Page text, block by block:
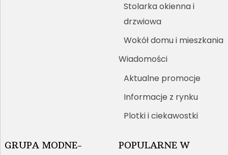
Stolarka okienna i
drzwiowa
Wokół domu i mieszkania
Wiadomości
Aktualne promocje
Informacje z rynku
Plotki i ciekawostki
GRUPA MODNE-
POPULARNE W